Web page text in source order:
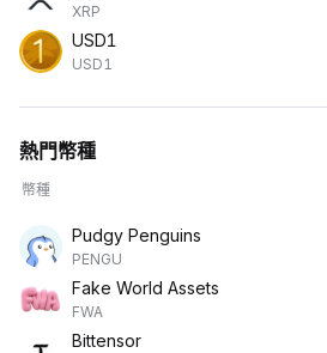
XRP
USD1
USD1
熱門幣種
幣種
Pudgy Penguins
PENGU
Fake World Assets
FWA
Bittensor